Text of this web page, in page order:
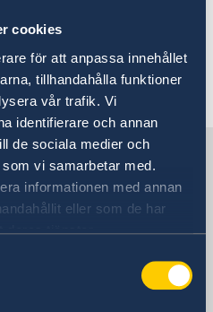
cookies
för att anpassa innehållet
tillhandahålla funktioner
vår trafik. Vi
identifierare och annan
de sociala medier och
vi samarbetar med.
informationen med annan
eller som de har
deras tjänster.
den 10
8 ... 10 »
Moskva
60